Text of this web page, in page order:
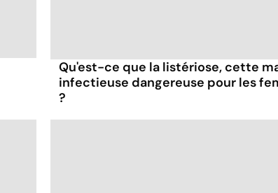
Qu'est-ce que la listériose, cette
infectieuse dangereuse pour les
?